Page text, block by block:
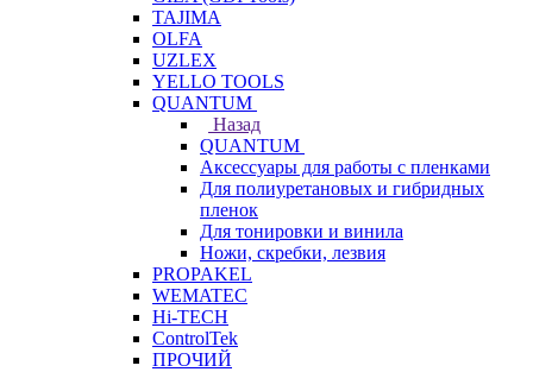
TAJIMA
OLFA
UZLEX
YELLO TOOLS
QUANTUM
Назад
QUANTUM
Аксессуары для работы с пленками
Для полиуретановых и гибридных
пленок
Для тонировки и винила
Ножи, скребки, лезвия
PROPAKEL
WEMATEC
Hi-TECH
ControlTek
ПРОЧИЙ